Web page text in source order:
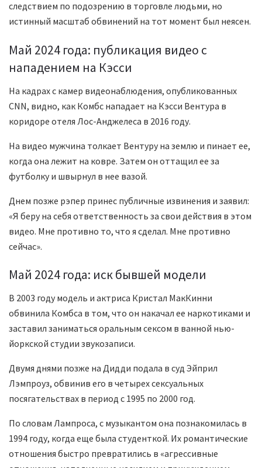
следствием по подозрению в торговле людьми, но
истинный масштаб обвинений на тот момент был неясен.
Май 2024 года: публикация видео с
нападением на Кэсси
На кадрах с камер видеонаблюдения, опубликованных
CNN, видно, как Комбс нападает на Кэсси Вентура в
коридоре отеля Лос-Анджелеса в 2016 году.
На видео мужчина толкает Вентуру на землю и пинает ее,
когда она лежит на ковре. Затем он оттащил ее за
футболку и швырнул в нее вазой.
Днем позже рэпер принес публичные извинения и заявил:
«Я беру на себя ответственность за свои действия в этом
видео. Мне противно то, что я сделал. Мне противно
сейчас».
Май 2024 года: иск бывшей модели
В 2003 году модель и актриса Кристал МакКинни
обвинила Комбса в том, что он накачал ее наркотиками и
заставил заниматься оральным сексом в ванной нью-
йоркской студии звукозаписи.
Двумя днями позже на Дидди подала в суд Эйприл
Лэмпроуз, обвинив его в четырех сексуальных
посягательствах в период с 1995 по 2000 год.
По словам Лампроса, с музыкантом она познакомилась в
1994 году, когда еще была студенткой. Их романтические
отношения быстро превратились в «агрессивные